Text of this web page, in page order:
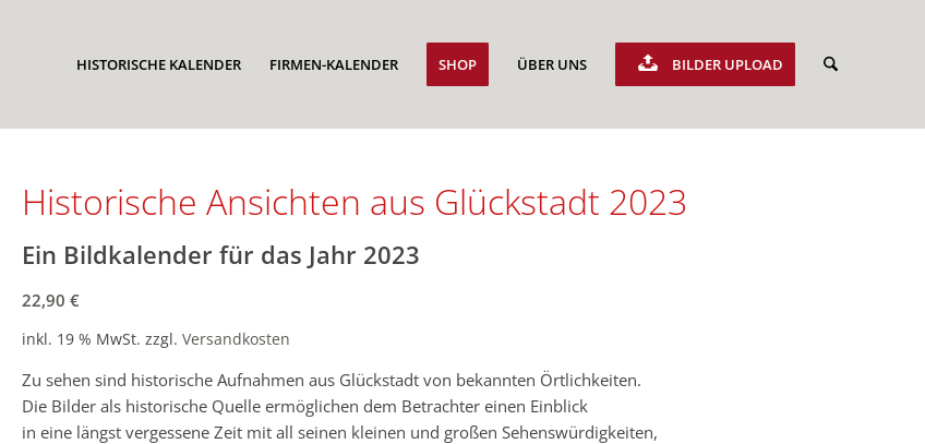
HISTORISCHE KALENDER FIRMEN-KALENDER SHOP ÜBER UNS BILDER UPLOAD
Historische Ansichten aus Glückstadt 2023
Ein Bildkalender für das Jahr 2023
22,90€
inkl. 19 % MwSt. zzgl.Versandkosten
Zu sehen sind historische Aufnahmen aus Glückstadt von bekannten Örtlichkeiten.
Die Bilder als historische Quelle ermöglichen dem Betrachter einen Einblick
in eine längst vergessene Zeit mit all seinen kleinen und großen Sehenswürdigkeiten,